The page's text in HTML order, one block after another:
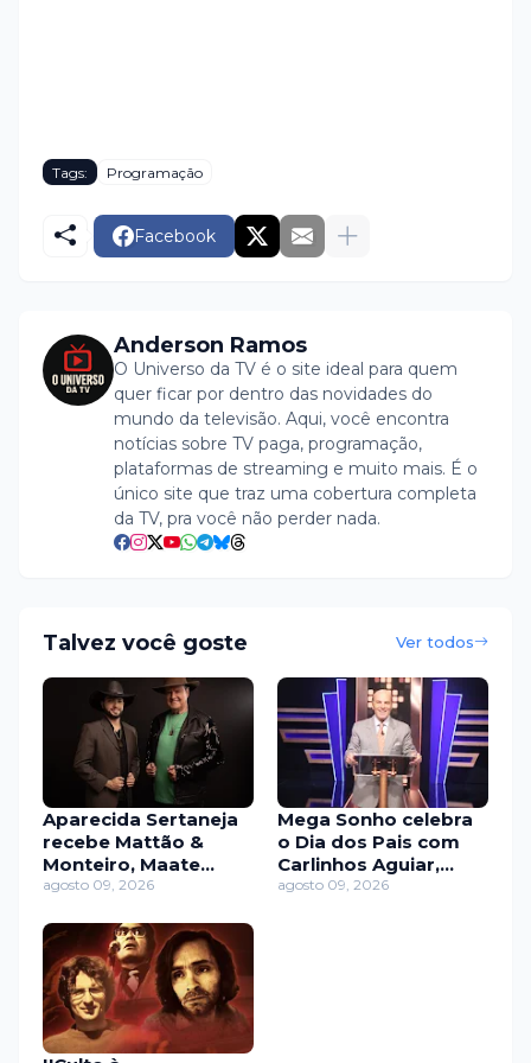
Tags: Programação
Facebook
Anderson Ramos
O Universo da TV é o site ideal para quem
quer ficar por dentro das novidades do
mundo da televisão. Aqui, você encontra
notícias sobre TV paga, programação,
plataformas de streaming e muito mais. É o
único site que traz uma cobertura completa
da TV, pra você não perder nada.
Talvez você goste Ver todos
Aparecida Sertaneja
recebe Mattão &
Monteiro, Maate
Quente e Gabriel &
agosto 09, 2026
Mega Sonho celebra
o Dia dos Pais com
Carlinhos Aguiar,
Caique Aguiar e
agosto 09, 2026